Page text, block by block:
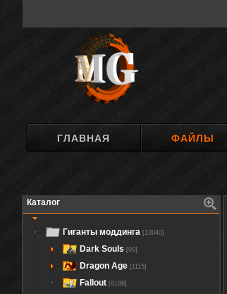
ГЛАВНАЯ ФАЙЛЫ
Каталог
Гиганты моддинга [13940]
Dark Souls [90]
Dragon Age [1115]
Fallout [6188]